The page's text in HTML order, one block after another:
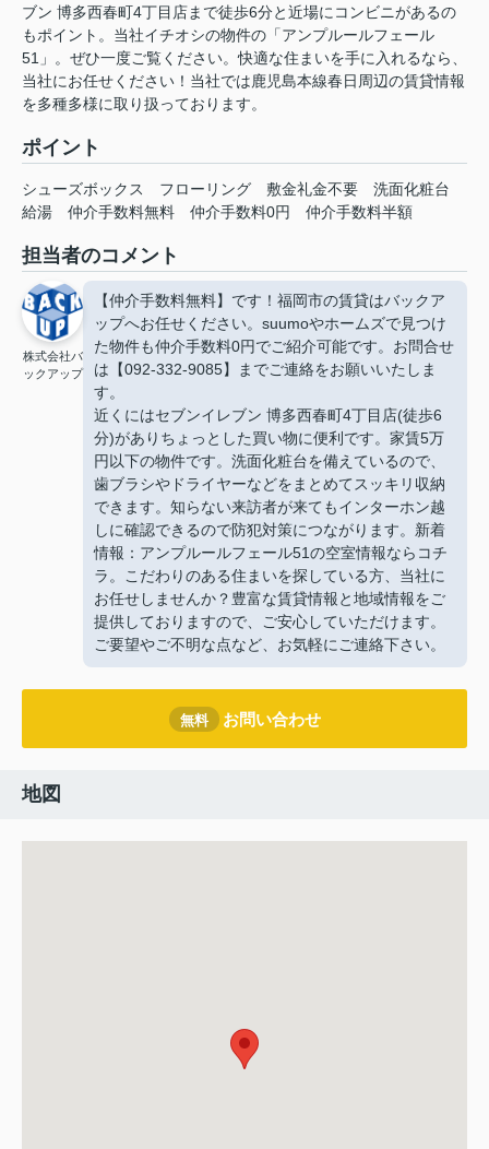
ブン 博多西春町4丁目店まで徒歩6分と近場にコンビニがあるの
もポイント。当社イチオシの物件の「アンプルールフェール
51」。ぜひ一度ご覧ください。快適な住まいを手に入れるなら、
当社にお任せください！当社では鹿児島本線春日周辺の賃貸情報
を多種多様に取り扱っております。
ポイント
シューズボックス フローリング 敷金礼金不要
洗面化粧台
給湯
仲介手数料無料 仲介手数料0円 仲介手数料半額
担当者のコメント
株式会社バ
ックアップ
【仲介手数料無料】です！福岡市の賃貸はバックア
ップへお任せください。suumoやホームズで見つけ
た物件も仲介手数料0円でご紹介可能です。お問合せ
は【092-332-9085】までご連絡をお願いいたしま
す。
近くにはセブンイレブン 博多西春町4丁目店(徒歩6
分)がありちょっとした買い物に便利です。家賃5万
円以下の物件です。洗面化粧台を備えているので、
歯ブラシやドライヤーなどをまとめてスッキリ収納
できます。知らない来訪者が来てもインターホン越
しに確認できるので防犯対策につながります。新着
情報：アンプルールフェール51の空室情報ならコチ
ラ。こだわりのある住まいを探している方、当社に
お任せしませんか？豊富な賃貸情報と地域情報をご
提供しておりますので、ご安心していただけます。
ご要望やご不明な点など、お気軽にご連絡下さい。
無料 お問い合わせ
地図